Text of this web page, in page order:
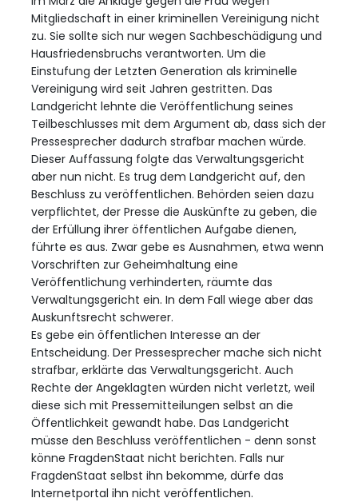
Mitgliedschaft in einer kriminellen Vereinigung nicht
zu. Sie sollte sich nur wegen Sachbeschädigung und
Hausfriedensbruchs verantworten. Um die
Einstufung der Letzten Generation als kriminelle
Vereinigung wird seit Jahren gestritten. Das
Landgericht lehnte die Veröffentlichung seines
Teilbeschlusses mit dem Argument ab, dass sich der
Pressesprecher dadurch strafbar machen würde.
Dieser Auffassung folgte das Verwaltungsgericht
aber nun nicht. Es trug dem Landgericht auf, den
Beschluss zu veröffentlichen. Behörden seien dazu
verpflichtet, der Presse die Auskünfte zu geben, die
der Erfüllung ihrer öffentlichen Aufgabe dienen,
führte es aus. Zwar gebe es Ausnahmen, etwa wenn
Vorschriften zur Geheimhaltung eine
Veröffentlichung verhinderten, räumte das
Verwaltungsgericht ein. In dem Fall wiege aber das
Auskunftsrecht schwerer.
Es gebe ein öffentlichen Interesse an der
Entscheidung. Der Pressesprecher mache sich nicht
strafbar, erklärte das Verwaltungsgericht. Auch
Rechte der Angeklagten würden nicht verletzt, weil
diese sich mit Pressemitteilungen selbst an die
Öffentlichkeit gewandt habe. Das Landgericht
müsse den Beschluss veröffentlichen - denn sonst
könne FragdenStaat nicht berichten. Falls nur
FragdenStaat selbst ihn bekomme, dürfe das
Internetportal ihn nicht veröffentlichen.